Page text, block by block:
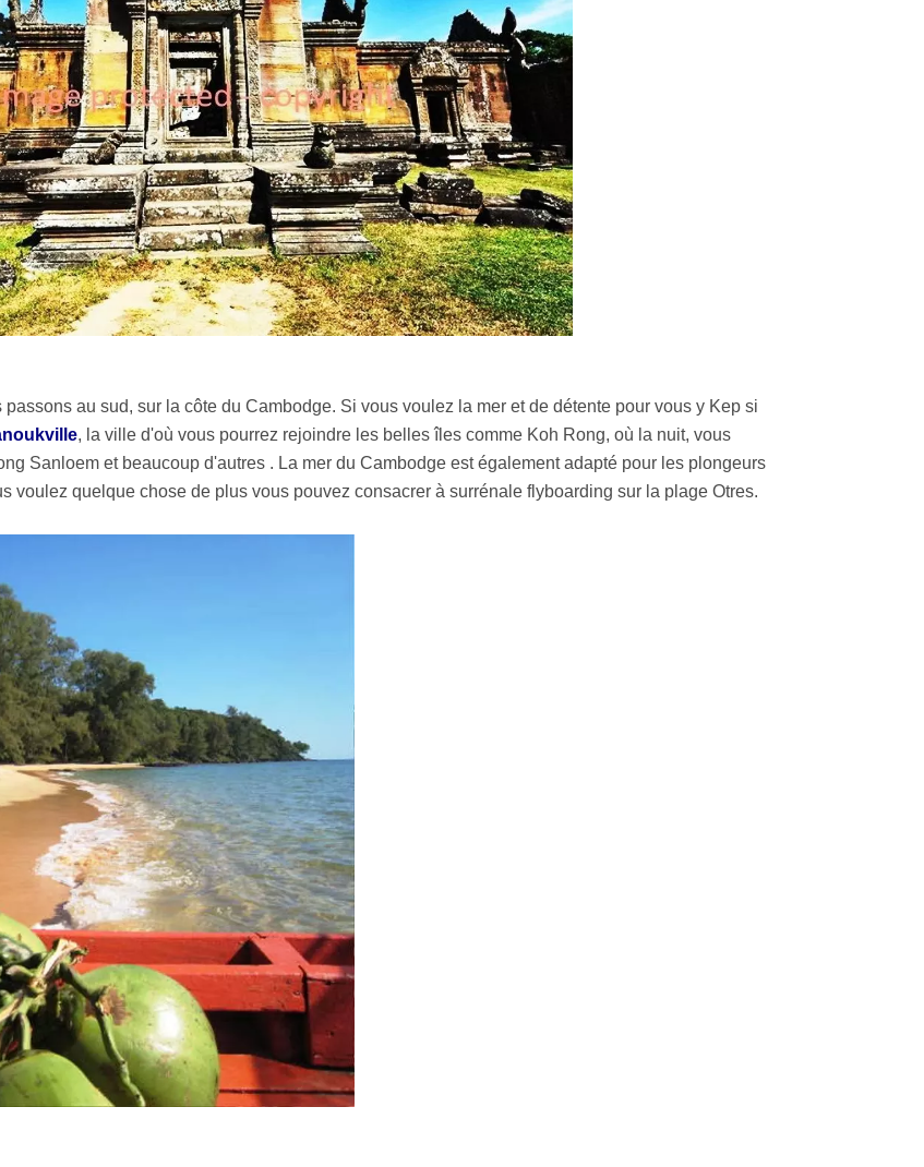
au sud, sur la côte du Cambodge. Si vous voulez la mer et de détente pour vous y Kep si
, la ville d'où vous pourrez rejoindre les belles îles comme Koh Rong, où la nuit, vous
Sanloem et beaucoup d'autres . La mer du Cambodge est également adapté pour les plongeurs
voulez quelque chose de plus vous pouvez consacrer à surrénale flyboarding sur la plage Otres.